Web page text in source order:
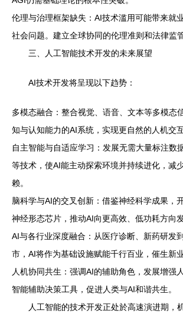
伦理与治理框架缺失：AI技术滥用可能带来就
社会问题。建立全球协同的伦理准则和法律监
三、人工智能技术开发的未来展望
AI技术开发将呈现以下趋势：
多模态融合：整合视觉、语音、文本等多模态
知与认知能力的AI系统，实现更自然的人机交互
自主智能与自适应学习：发展无需大量标注数
等技术，使AI能主动探索环境并持续进化，减
赖。
脑科学与AI的交叉创新：借鉴神经科学成果，
神经形态芯片，推动AI向更高效、低功耗方向发
AI与各行业深度融合：从医疗诊断、新药研发
市，AI将作为基础设施赋能千行百业，催生新
人机协同共生：强调AI的辅助角色，发展增强
智能辅助决策工具，促进人类与AI和谐共生。
人工智能的技术开发正处於高速演进期，